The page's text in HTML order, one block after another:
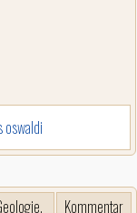
Kommentar